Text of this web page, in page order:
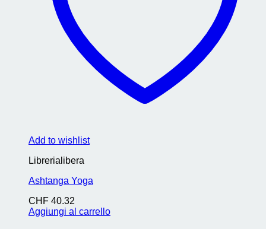
Add to wishlist
Librerialibera
Ashtanga Yoga
CHF 40.32
Aggiungi al carrello